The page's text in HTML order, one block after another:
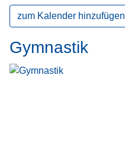
zum Kalender hinzufügen
Gymnastik